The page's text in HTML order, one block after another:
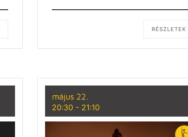
RÉSZLETEK
május 22.
20:30 - 21:10